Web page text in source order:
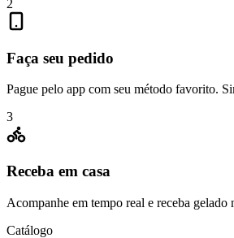
2
Faça seu pedido
Pague pelo app com seu método favorito.
3
Receba em casa
Acompanhe em tempo real e receba gelado
Catálogo